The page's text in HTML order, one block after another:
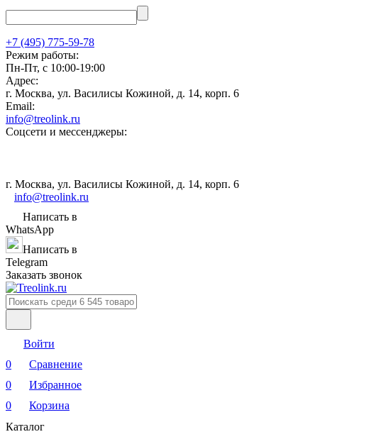
+7 (495) 775-59-78
Режим работы:
Пн-Пт, с 10:00-19:00
Адрес:
г. Москва, ул. Василисы Кожиной, д. 14, корп. 6
Email:
info@treolink.ru
Соцсети и мессенджеры:
г. Москва, ул. Василисы Кожиной, д. 14, корп. 6
info@treolink.ru
Написать в
WhatsApp
Написать в
Telegram
Заказать звонок
Войти
0
Сравнение
0
Избранное
0
Корзина
Каталог